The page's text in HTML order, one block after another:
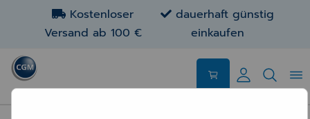
Kostenloser
Versand ab 100 €
dauerhaft günstig
einkaufen